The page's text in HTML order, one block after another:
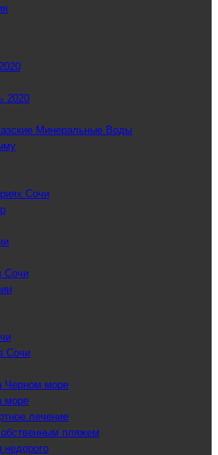
2020
Минеральные Воды
Сочи
Сочи
Сочи
Черном море
море
лечение
пляжем